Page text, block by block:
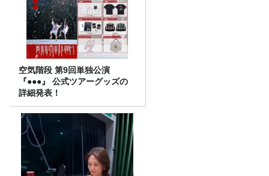
空気階段 第9回単独公演
『●●●』 公式ツアーグッズの
詳細発表！